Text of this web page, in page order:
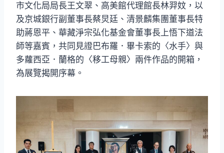
市文化局局長王文翠、高美館代理館長林羿妏，以
及京城銀行副董事長蔡炅廷、清景麟集團董事長特
助蔣恩平、華藏淨宗弘化基金會董事長上悟下道法
師等嘉賓，共同見證巴布羅．畢卡索的〈水手〉與
多蘿西亞．蘭格的〈移工母親〉兩件作品的開箱，
為展覽揭開序幕。